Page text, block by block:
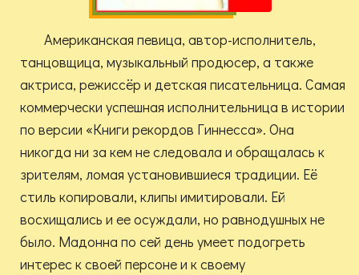
Американская певица, автор-исполнитель,
танцовщица, музыкальный продюсер, а также
актриса, режиссёр и детская писательница. Самая
коммерчески успешная исполнительница в истории
по версии «Книги рекордов Гиннесса». Она
никогда ни за кем не следовала и обращалась к
зрителям, ломая установившиеся традиции. Её
стиль копировали, клипы имитировали. Ей
восхищались и ее осуждали, но равнодушных не
было. Мадонна по сей день умеет подогреть
интерес к своей персоне и к своему